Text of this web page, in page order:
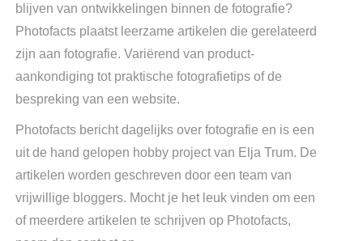
blijven van ontwikkelingen binnen de fotografie?
Photofacts plaatst leerzame artikelen die gerelateerd
zijn aan fotografie. Variërend van product-
aankondiging tot praktische fotografietips of de
bespreking van een website.
Photofacts bericht dagelijks over fotografie en is een
uit de hand gelopen hobby project van Elja Trum. De
artikelen worden geschreven door een team van
vrijwillige bloggers. Mocht je het leuk vinden om een
of meerdere artikelen te schrijven op Photofacts,